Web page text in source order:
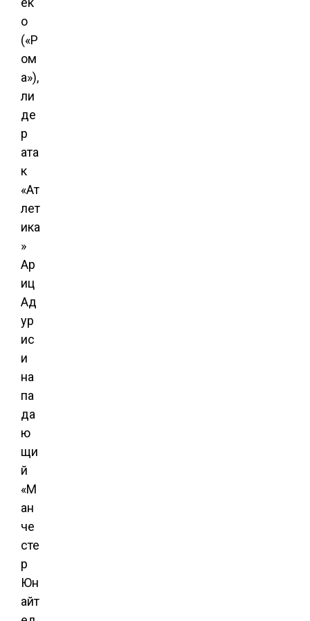
о
(«Р
ом
а»),
ли
де
р
ата
к
«Ат
лет
ика
»
Ар
иц
Ад
ур
ис
и
на
па
да
ю
щи
й
«М
ан
че
сте
р
Юн
айт